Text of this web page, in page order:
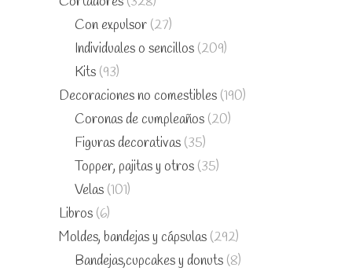
Con expulsor (27)
Individuales o sencillos (209)
Kits (93)
Decoraciones no comestibles (190)
Coronas de cumpleaños (20)
Figuras decorativas (35)
Topper, pajitas y otros (35)
Velas (101)
Libros (6)
Moldes, bandejas y cápsulas (292)
Bandejas,cupcakes y donuts (8)